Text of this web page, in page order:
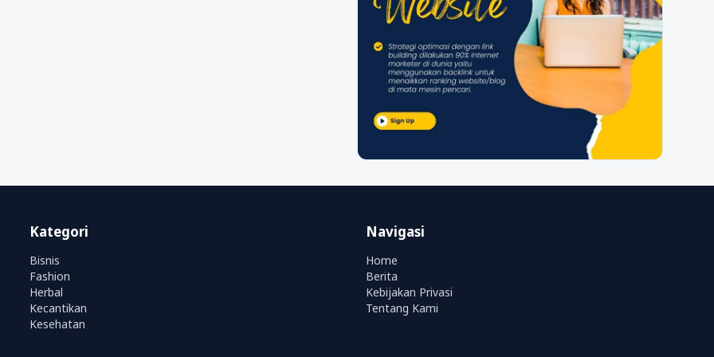
Kategori
Bisnis
Fashion
Herbal
Kecantikan
Kesehatan
Navigasi
Home
Berita
Kebijakan Privasi
Tentang Kami